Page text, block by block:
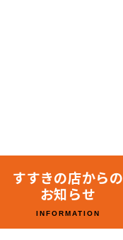
すすきの店からの
お知らせ
INFORMATION